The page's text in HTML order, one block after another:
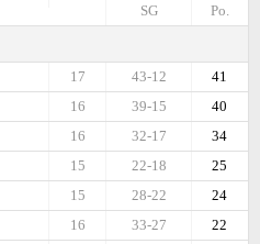
Po.
SG
41
43-12
17
40
39-15
16
34
32-17
16
25
22-18
15
24
28-22
15
22
33-27
16